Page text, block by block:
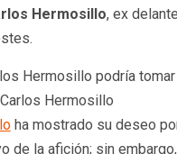
Hermosillo, ex
Hermosillo
ha mostrado su deseo
de la afición; sin